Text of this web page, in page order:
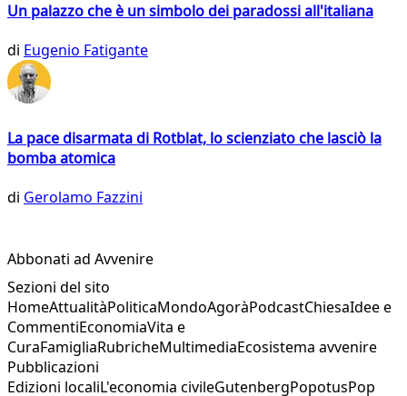
Un palazzo che è un simbolo dei paradossi all'italiana
di Eugenio Fatigante
La pace disarmata di Rotblat, lo scienziato che lasciò la
bomba atomica
di Gerolamo Fazzini
Abbonati ad Avvenire
Sezioni del sito
HomeAttualitàPoliticaMondoAgoràPodcastChiesaIdee e
CommentiEconomiaVita e
CuraFamigliaRubricheMultimediaEcosistema avvenire
Pubblicazioni
Edizioni localiL'economia civileGutenbergPopotusPop